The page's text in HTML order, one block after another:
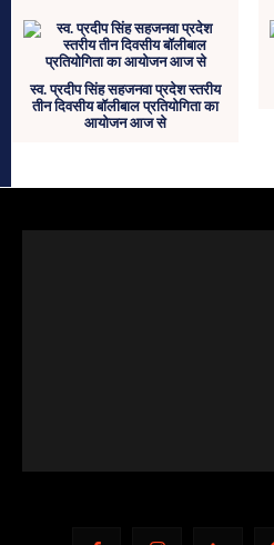
स्व. प्रदीप सिंह सहजनवा प्रदेश स्तरीय
तीन दिवसीय बॉलीबाल प्रतियोगिता का
आयोजन आज से